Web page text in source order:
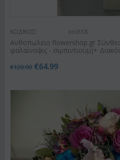
ΚΩΔΙΚΟΣ: orch18
Ανθοπωλείο flowershop.gr
φαλαίνοψις - σιμπιντιουμ)+
€120.00 €64.99